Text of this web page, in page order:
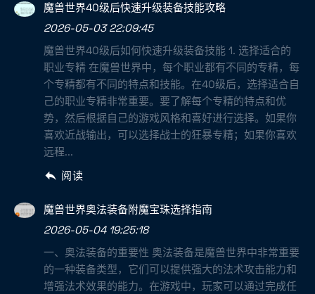
魔兽世界40级后快速升级装备技能攻略
2026-05-03 22:09:45
魔兽世界40级后如何快速升级装备技能 1. 选择适合的
职业专精 在魔兽世界中，每个职业都有不同的专精，每
个专精都有不同的特点和技能。在40级后，选择适合自
己的职业专精非常重要。要了解每个专精的特点和优
势，然后根据自己的游戏风格和喜好进行选择。如果你
喜欢近战输出，可以选择战士的狂暴专精；如果你喜欢
远程...
阅读
魔兽世界奥法装备附魔宝珠选择指南
2026-05-04 19:25:18
一、奥法装备的重要性 奥法装备是魔兽世界中非常重要
的一种装备类型，它们可以提供强大的法术攻击能力和
增强法术效果的能力。在游戏中，玩家可以通过完成任